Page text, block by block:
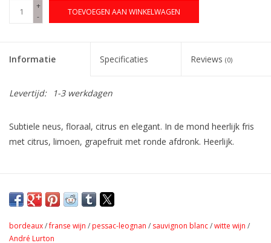
+
-
TOEVOEGEN AAN WINKELWAGEN
Informatie Specificaties Reviews (0)
Levertijd: 1-3 werkdagen
Subtiele neus, floraal, citrus en elegant. In de mond heerlijk fris
met citrus, limoen, grapefruit met ronde afdronk. Heerlijk.
bordeaux/franse wijn / pessac-leognan / sauvignon blanc/witte wijn /
André Lurton